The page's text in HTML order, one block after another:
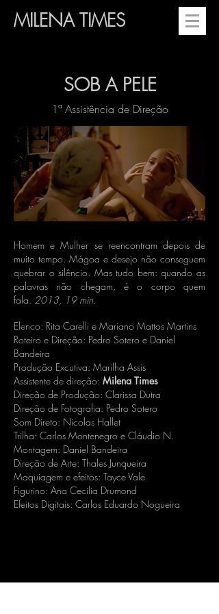
MILENA TIMES
SOB A PELE
1ª Assistência de Direção
Homem e Mulher se reencontram depois de
muito tempo. Mágoa e desejo não conseguem
quebrar o silêncio. Mas tudo bem: quando as
palavras não chegam, é o corpo quem
fala. 2013, 19 min.
Elenco: Rita Carelli e Mariano Mattos Martins
Roteiro e Direção: Pedro Sotero e Daniel
Bandeira
Produção Excutiva: Marilha Assis
Assistente de direção: Milena Times
Direção de Produção: Clarissa Dutra
Direção de Fotografia: Pedro Sotero
Som Direto: Nicolas Hallet
Trilha: Carlos Montenegro e Cláudio N.
Montagem: Daniel Bandeira
Direção de Arte: Thales Junqueira
Maquiagem e efeitos: Tayce Vale
Figurino: Ana Cecilia Drumond
Efeitos Digitais: Carlos Eduardo Nogueira